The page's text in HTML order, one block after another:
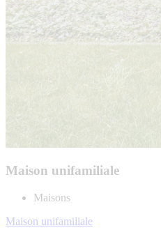
Maison unifamiliale
Maisons
Maison unifamiliale